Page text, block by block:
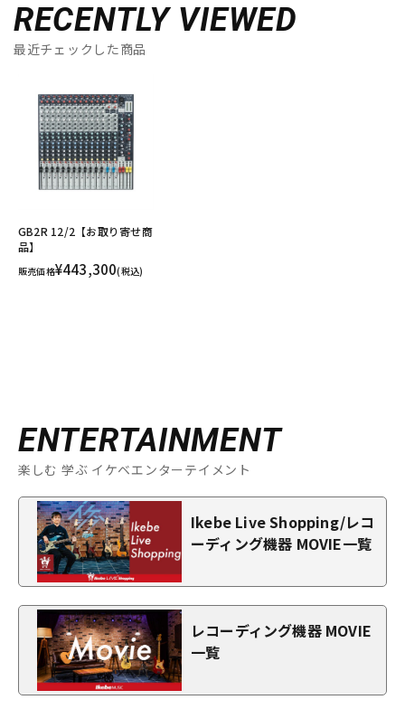
RECENTLY VIEWED
最近チェックした商品
GB2R 12/2【お取り寄せ商
品】
販売価格¥443,300(税込)
ENTERTAINMENT
楽しむ 学ぶ イケベエンターテイメント
Ikebe Live Shopping/レコ
ーディング機器 MOVIE一覧
レコーディング機器 MOVIE
一覧